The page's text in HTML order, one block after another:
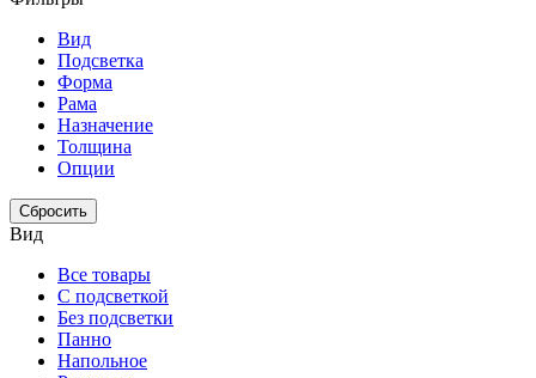
Вид
Подсветка
Форма
Рама
Назначение
Толщина
Опции
Сбросить
Вид
Все товары
С подсветкой
Без подсветки
Панно
Напольное